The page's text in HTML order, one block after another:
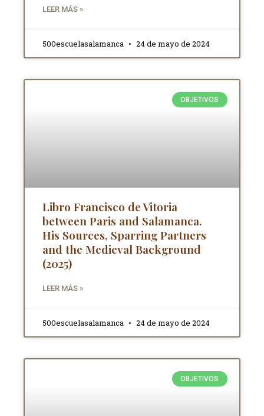
LEER MÁS »
500escuelasalamanca 24 de mayo de 2024
OBJETIVOS
Libro Francisco de Vitoria
between Paris and Salamanca.
His Sources, Sparring Partners
and the Medieval Background
(2025)
LEER MÁS »
500escuelasalamanca 24 de mayo de 2024
OBJETIVOS